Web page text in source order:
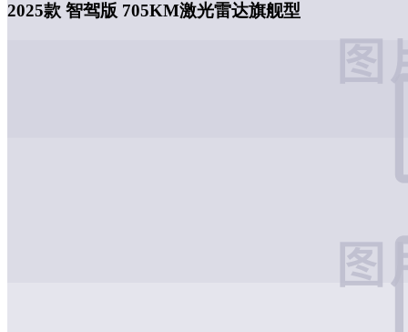
2025款 智驾版 705KM激光雷达旗舰型